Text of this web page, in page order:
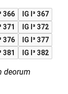
366
IG I³ 367
371
IG I³ 372
376
IG I³ 377
381 IG I³ 382
deorum